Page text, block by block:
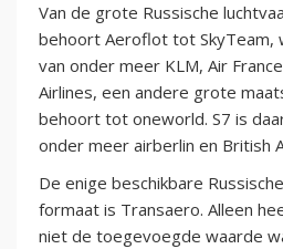
Van de grote Russische
behoort Aeroflot tot SkyTeam,
van onder meer KLM, Air
Airlines, een andere grote
behoort tot oneworld. S7 is
onder meer airberlin en British
De enige beschikbare
formaat is Transaero. Alleen
niet de toegevoegde waarde